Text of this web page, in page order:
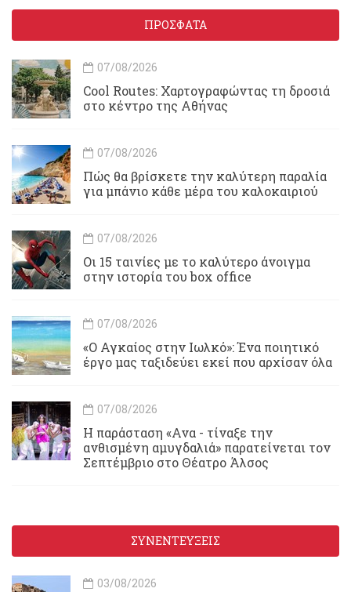
ΠΡΟΣΦΑΤΑ
07/08/2026
Cool Routes: Χαρτογραφώντας τη δροσιά
στο κέντρο της Αθήνας
07/08/2026
Πώς θα βρίσκετε την καλύτερη παραλία
για μπάνιο κάθε μέρα του καλοκαιριού
07/08/2026
Οι 15 ταινίες με το καλύτερο άνοιγμα
στην ιστορία του box office
07/08/2026
«Ο Αγκαίος στην Ιωλκό»: Ένα ποιητικό
έργο μας ταξιδεύει εκεί που αρχίσαν όλα
07/08/2026
Η παράσταση «Ανα - τίναξε την
ανθισμένη αμυγδαλιά» παρατείνεται τον
Σεπτέμβριο στο Θέατρο Άλσος
ΣΥΝΕΝΤΕΥΞΕΙΣ
03/08/2026